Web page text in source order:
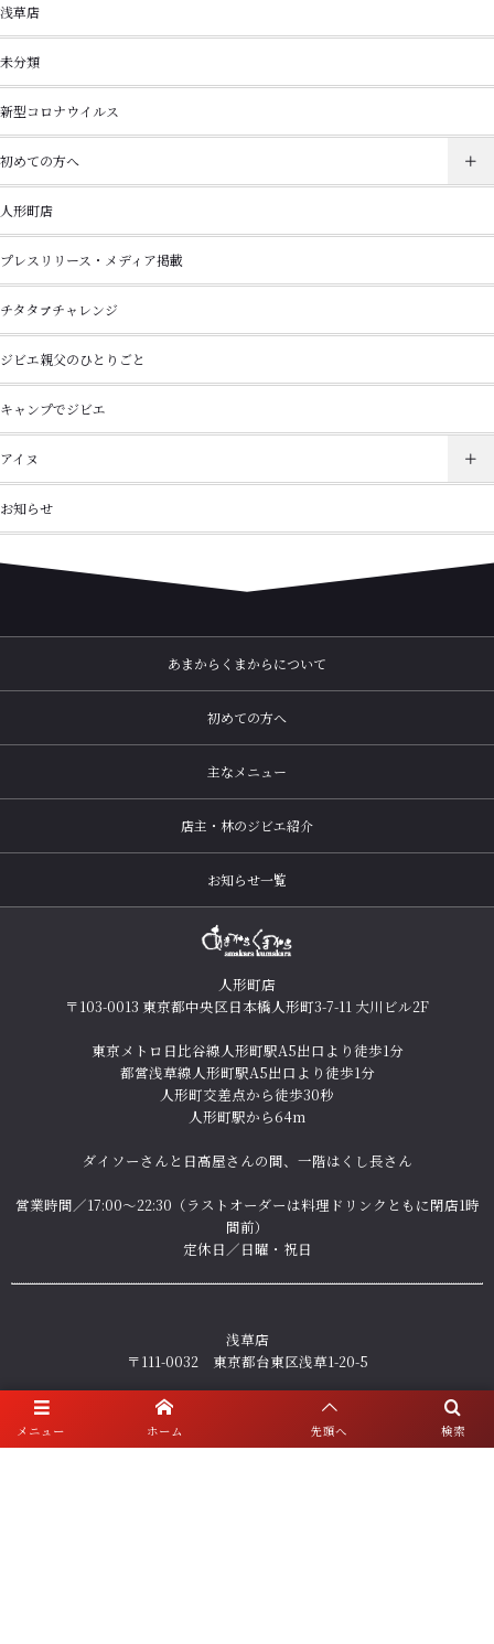
浅草店
未分類
新型コロナウイルス
初めての方へ
人形町店
プレスリリース・メディア掲載
チタタㇷ゚チャレンジ
ジビエ親父のひとりごと
キャンプでジビエ
アイヌ
お知らせ
あまからくまからについて
初めての方へ
主なメニュー
店主・林のジビエ紹介
お知らせ一覧
人形町店
〒103-0013 東京都中央区日本橋人形町3-7-11 大川ビル2F
東京メトロ日比谷線人形町駅A5出口より徒歩1分
都営浅草線人形町駅A5出口より徒歩1分
人形町交差点から徒歩30秒
人形町駅から64m
ダイソーさんと日高屋さんの間、一階はくし長さん
営業時間／17:00～22:30（ラストオーダーは料理ドリンクともに閉店1時
間前）
定休日／日曜・祝日
浅草店
〒111-0032 東京都台東区浅草1-20-5
営業時間／日・祝日 17:00～22:00／月、水〜土 17:00～22:30（ラストオ
ーダーは料理ドリンクともに閉店1時間前）
定休日／火曜、年末年始
メニュー 検索
ホーム 先頭へ